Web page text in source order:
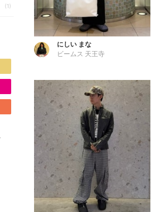
(1)
にしい まな
ビームス 天王寺